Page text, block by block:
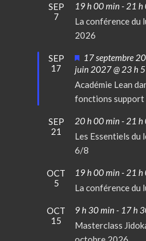
SEP
7
19 h 00 min- 21 h
La conférence du
2026
SEP
17
Mis
en
avant
17 septembre
juin 2027 @ 23 h
Académie Lean
fonctions
SEP
21
20 h 00 min- 21 h
Les Essentiels du
6/8
OCT
5
19 h 00 min- 21 h
La conférence du
OCT
15
9 h 30 min- 17 h
Masterclass